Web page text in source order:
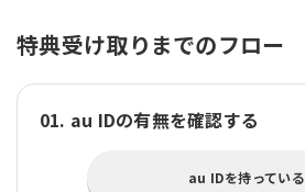
特典受け取りまでのフロー
01. au IDの有無を確認する
au IDを持っている